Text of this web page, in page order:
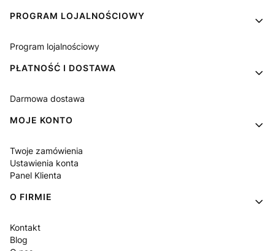
PROGRAM LOJALNOŚCIOWY
Program lojalnościowy
PŁATNOŚĆ I DOSTAWA
Darmowa dostawa
MOJE KONTO
Twoje zamówienia
Ustawienia konta
Panel Klienta
O FIRMIE
Kontakt
Blog